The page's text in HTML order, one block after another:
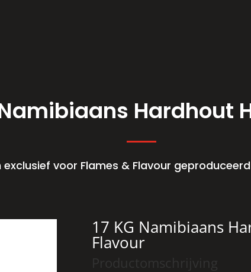
Namibiaans Hardhout
voor Flames & Flavour
17 KG Namibiaans
Flavour
Productomschrijving